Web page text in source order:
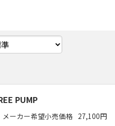
PUMP
メーカー希望小売価格 27,100円